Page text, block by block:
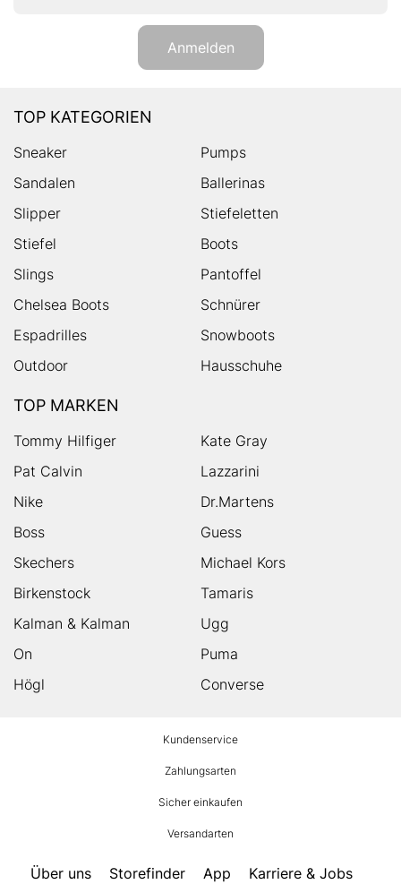
Anmelden
TOP KATEGORIEN
Sneaker
Pumps
Sandalen
Ballerinas
Slipper
Stiefeletten
Stiefel
Boots
Slings
Pantoffel
Chelsea Boots
Schnürer
Espadrilles
Snowboots
Outdoor
Hausschuhe
TOP MARKEN
Tommy Hilfiger
Kate Gray
Pat Calvin
Lazzarini
Nike
Dr.Martens
Boss
Guess
Skechers
Michael Kors
Birkenstock
Tamaris
Kalman & Kalman
Ugg
On
Puma
Högl
Converse
Kundenservice
Zahlungsarten
Sicher einkaufen
Versandarten
Über uns Storefinder App Karriere & Jobs